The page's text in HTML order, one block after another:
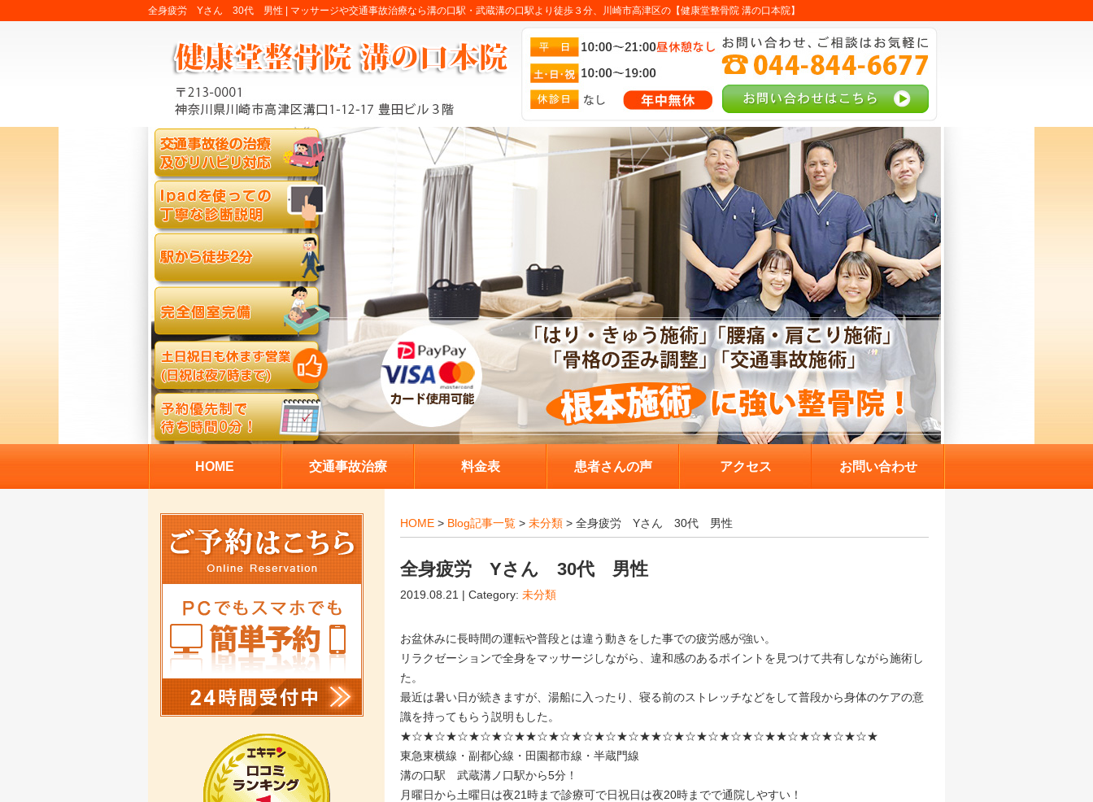
全身疲労 Yさん 30代 男性 | マッサージや交通事故治療なら溝の口駅・武蔵溝の口駅より徒歩３分、川崎市高津区の【健康堂整骨院 溝の口本院】
HOME 交通事故治療 料金表 患者さんの声 アクセス お問い合わせ
HOME > Blog記事一覧 > 未分類 > 全身疲労 Yさん 30代 男性
全身疲労 Yさん 30代 男性
2019.08.21 | Category: 未分類
お盆休みに長時間の運転や普段とは違う動きをした事での疲労感が強い。
リラクゼーションで全身をマッサージしながら、違和感のあるポイントを見つけて共有しながら施術し
た。
最近は暑い日が続きますが、湯船に入ったり、寝る前のストレッチなどをして普段から身体のケアの意
識を持ってもらう説明もした。
★☆★☆★☆★☆★☆★★☆★☆★☆★☆★☆★★☆★☆★☆★☆★☆★★☆★☆★☆★☆★
東急東横線・副都心線・田園都市線・半蔵門線
溝の口駅 武蔵溝ノ口駅から5分！
月曜日から土曜日は夜21時まで診療可で日祝日は夜20時までで通院しやすい！